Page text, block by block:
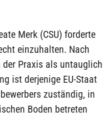
Merk (CSU) forderte
einzuhalten. Nach
Praxis als untauglich
ist derjenige EU-Staat
zuständig, in
Boden betreten